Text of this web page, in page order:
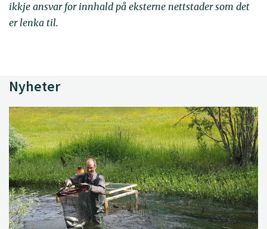
ikkje ansvar for innhald på eksterne nettstader som det
er lenka til.
Nyheter